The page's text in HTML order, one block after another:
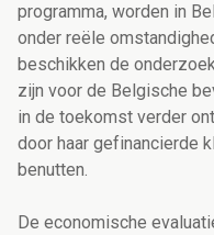
programma, worden in
onder reële
beschikken de
zijn voor de Belgische
in de toekomst verder
door haar gefinancierde
benutten.
De economische